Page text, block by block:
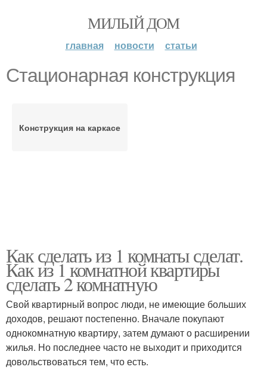
МИЛЫЙ ДОМ
главная новости статьи
Стационарная конструкция
Конструкция на каркасе
Как сделать из 1 комнаты сделат.
Как из 1 комнатной квартиры
сделать 2 комнатную
Свой квартирный вопрос люди, не имеющие больших
доходов, решают постепенно. Вначале покупают
однокомнатную квартиру, затем думают о расширении
жилья. Но последнее часто не выходит и приходится
довольствоваться тем, что есть.